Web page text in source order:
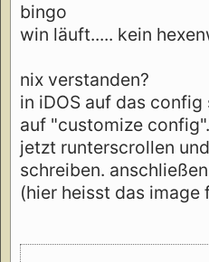
bingo
win läuft..... kein
nix verstanden?
in iDOS auf das
auf "customize config".
jetzt runterscrollen
schreiben.
(hier heisst das image